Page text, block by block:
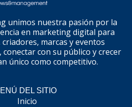
unimos nuestra pasión por la
en marketing digital para
marcas y eventos
conectar con su público y crecer
único como competitivo.
DEL SITIO
Inicio